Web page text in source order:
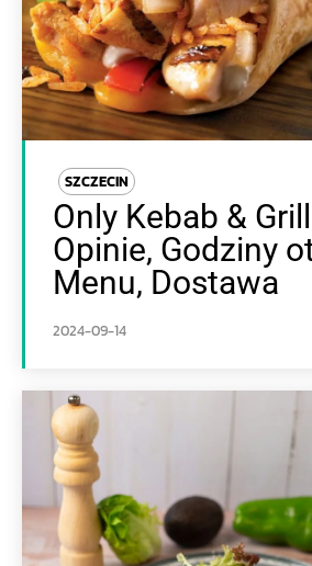
SZCZECIN
Only Kebab &
Opinie, Godziny
Menu, Dostawa
2024-09-14